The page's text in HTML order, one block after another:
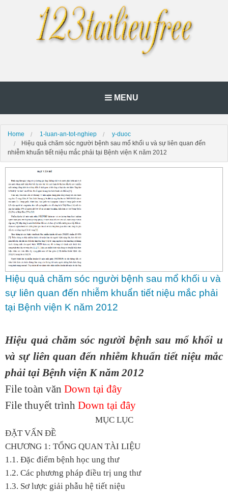
MENU
Home 1-luan-an-tot-nghiep
y-duoc
Hiệu quả chăm sóc người bệnh sau mổ khối u và sự liên quan đến
nhiễm khuẩn tiết niệu mắc phải tại Bệnh viện K năm 2012
Hiệu quả chăm sóc người bệnh sau mổ khối u và
sự liên quan đến nhiễm khuẩn tiết niệu mắc phải
tại Bệnh viện K năm 2012
Hiệu quả chăm sóc người bệnh sau mổ khối u
và sự liên quan đến nhiễm khuẩn tiết niệu mắc
phải tại Bệnh viện K năm 2012
File toàn văn Down tại đây
File thuyết trình Down tại đây
MỤC LỤC
ĐẶT VẤN ĐỀ
CHƯƠNG 1: TỔNG QUAN TÀI LIỆU
1.1. Đặc điểm bệnh học ung thư
1.2. Các phương pháp điều trị ung thư
1.3. Sơ lược giải phẫu hệ tiết niệu